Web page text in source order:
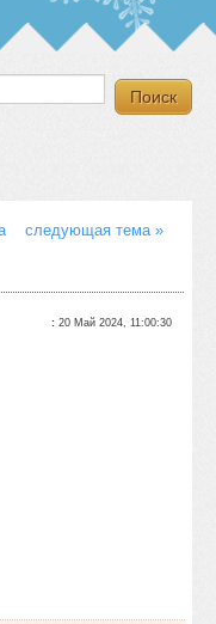
следующая тема »
:20 Май 2024, 11:00:30